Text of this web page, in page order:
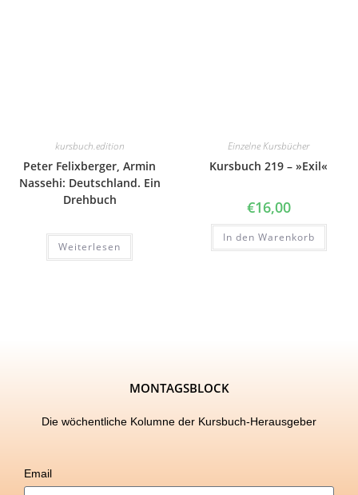
kursbuch.edition
Peter Felixberger, Armin
Nassehi: Deutschland. Ein
Drehbuch
Weiterlesen
Einzelne Kursbücher
Kursbuch 219 – »Exil«
€16,00
In den Warenkorb
MONTAGSBLOCK
Die wöchentliche Kolumne der Kursbuch-Herausgeber
Email